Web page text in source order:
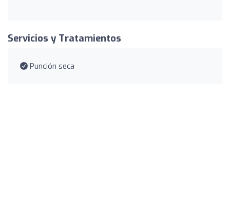
Servicios y Tratamientos
Punción seca